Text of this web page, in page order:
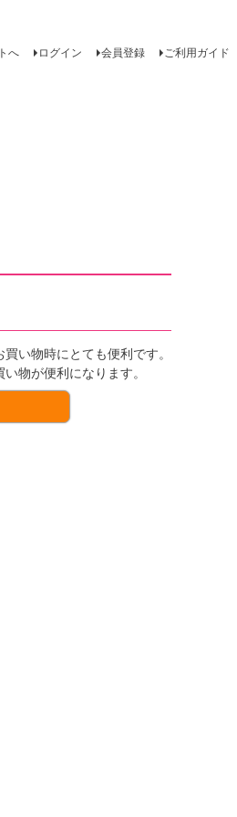
へ ログイン 会員登録 ご利用ガイド
い物時にとても便利です。
物が便利になります。